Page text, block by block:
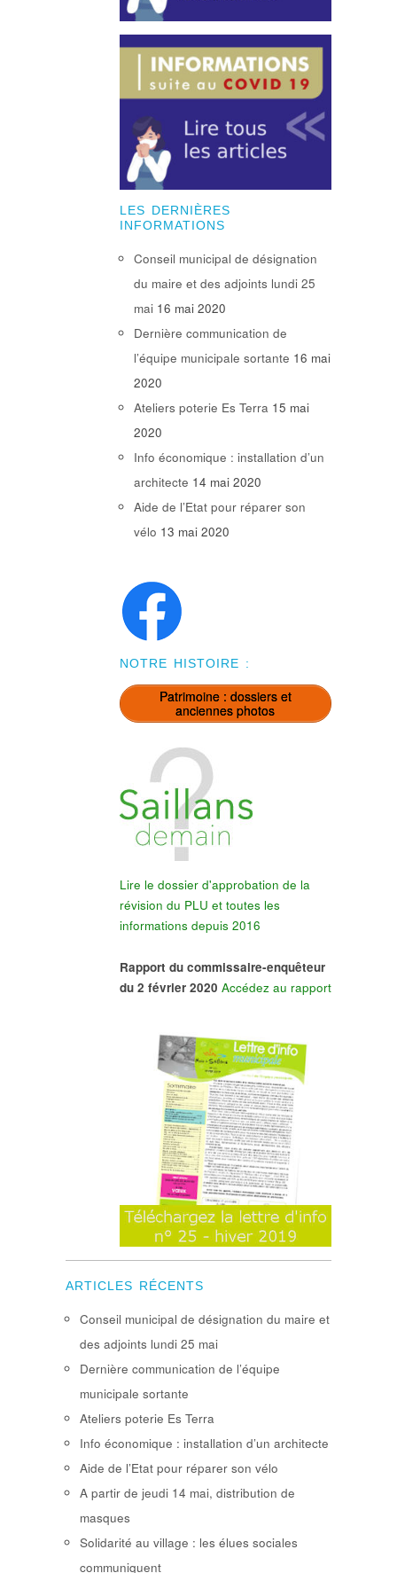
LES DERNIÈRES
INFORMATIONS
Conseil municipal de désignation
du maire et des adjoints lundi 25
mai 16 mai 2020
Dernière communication de
l’équipe municipale sortante 16 mai
2020
Ateliers poterie Es Terra 15 mai
2020
Info économique : installation d’un
architecte 14 mai 2020
Aide de l’Etat pour réparer son
vélo 13 mai 2020
NOTRE HISTOIRE :
Patrimoine : dossiers et
anciennes photos
Lire le dossier d'approbation de la
révision du PLU et toutes les
informations depuis 2016
Rapport du commissaire-enquêteur
du 2 février 2020 Accédez au rapport
ARTICLES RÉCENTS
Conseil municipal de désignation du maire et
des adjoints lundi 25 mai
Dernière communication de l’équipe
municipale sortante
Ateliers poterie Es Terra
Info économique : installation d’un architecte
Aide de l’Etat pour réparer son vélo
A partir de jeudi 14 mai, distribution de
masques
Solidarité au village : les élues sociales
communiquent